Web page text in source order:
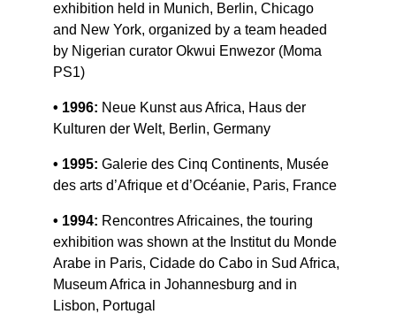
exhibition held in Munich, Berlin, Chicago
and New York, organized by a team headed
by Nigerian curator Okwui Enwezor (Moma
PS1)
• 1996: Neue Kunst aus Africa, Haus der
Kulturen der Welt, Berlin, Germany
• 1995: Galerie des Cinq Continents, Musée
des arts d’Afrique et d’Océanie, Paris, France
• 1994: Rencontres Africaines, the touring
exhibition was shown at the Institut du Monde
Arabe in Paris, Cidade do Cabo in Sud Africa,
Museum Africa in Johannesburg and in
Lisbon, Portugal